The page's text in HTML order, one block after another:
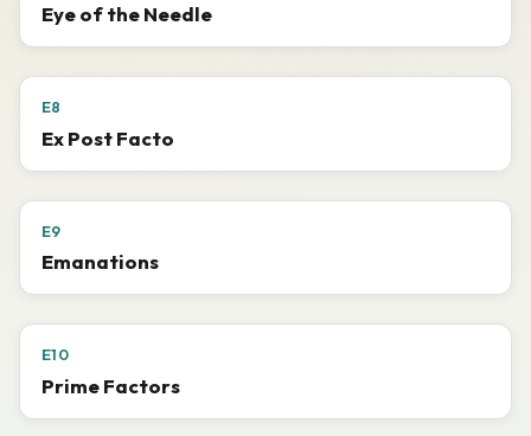
Eye of the Needle
E8
Ex Post Facto
E9
Emanations
E10
Prime Factors